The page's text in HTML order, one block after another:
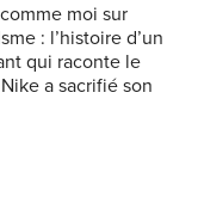
moi sur
: l’histoire d’un
qui raconte le
a sacrifié son